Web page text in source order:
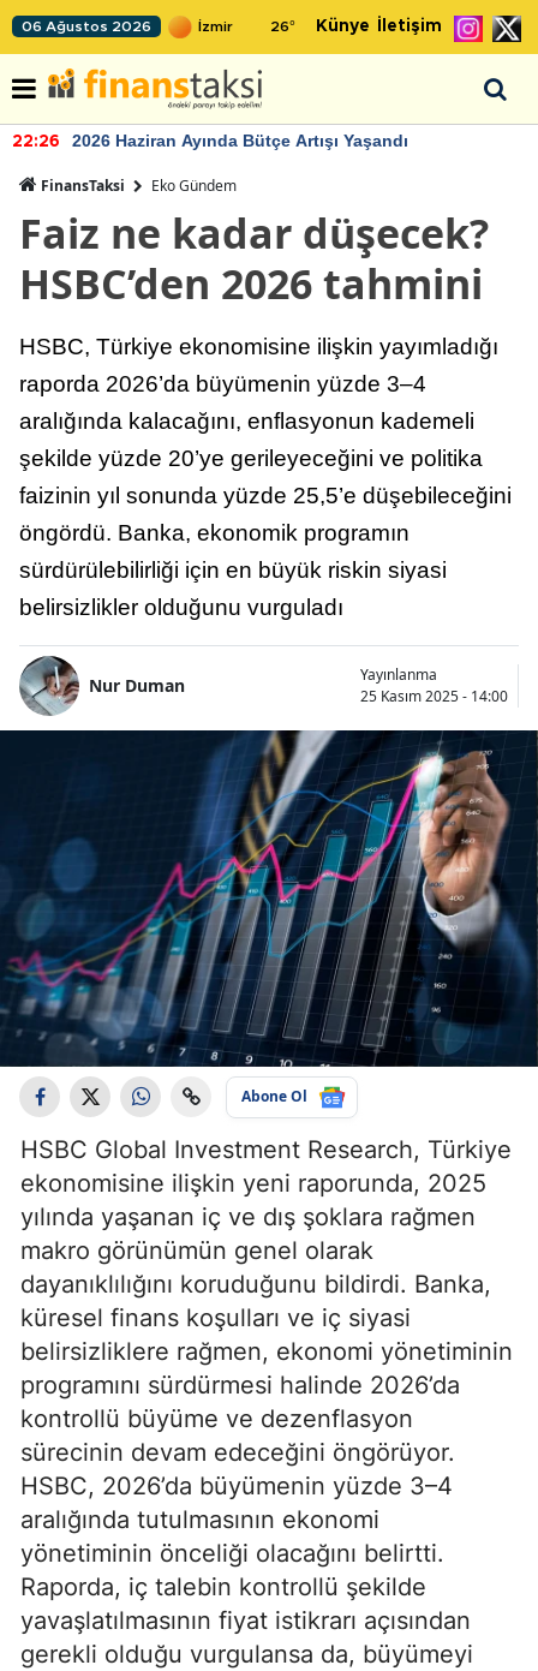
06 Ağustos 2026 26° Künye İletişim
22:26 2026 Haziran Ayında Bütçe Artışı Yaşandı
FinansTaksi Eko Gündem
Faiz ne kadar düşecek?
HSBC’den 2026 tahmini
HSBC, Türkiye ekonomisine ilişkin yayımladığı
raporda 2026’da büyümenin yüzde 3–4
aralığında kalacağını, enflasyonun kademeli
şekilde yüzde 20’ye gerileyeceğini ve politika
faizinin yıl sonunda yüzde 25,5’e düşebileceğini
öngördü. Banka, ekonomik programın
sürdürülebilirliği için en büyük riskin siyasi
belirsizlikler olduğunu vurguladı
Nur Duman
Yayınlanma
25 Kasım 2025 - 14:00
Abone Ol
HSBC Global Investment Research, Türkiye
ekonomisine ilişkin yeni raporunda, 2025
yılında yaşanan iç ve dış şoklara rağmen
makro görünümün genel olarak
dayanıklılığını koruduğunu bildirdi. Banka,
küresel finans koşulları ve iç siyasi
belirsizliklere rağmen, ekonomi yönetiminin
programını sürdürmesi halinde 2026’da
kontrollü büyüme ve dezenflasyon
sürecinin devam edeceğini öngörüyor.
HSBC, 2026’da büyümenin yüzde 3–4
aralığında tutulmasının ekonomi
yönetiminin önceliği olacağını belirtti.
Raporda, iç talebin kontrollü şekilde
yavaşlatılmasının fiyat istikrarı açısından
gerekli olduğu vurgulansa da, büyümeyi